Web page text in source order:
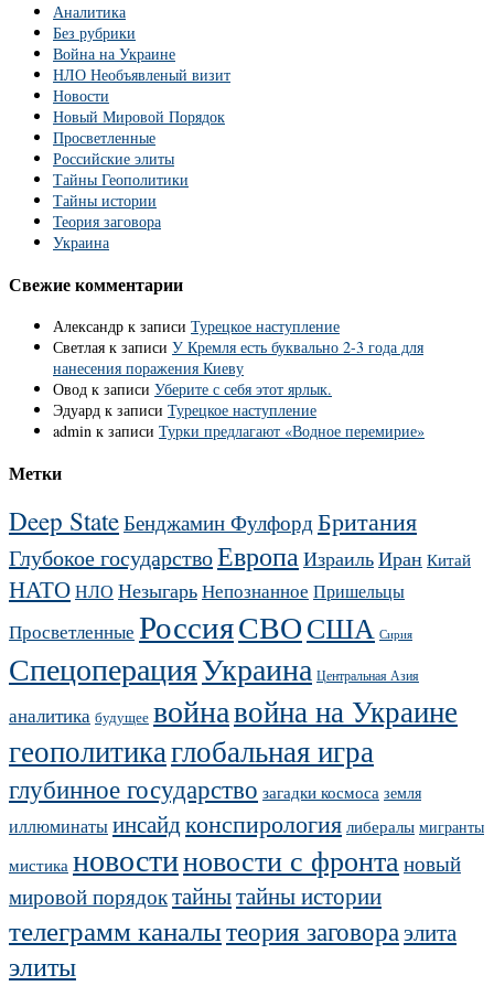
Аналитика
Без рубрики
Война на Украине
НЛО Необъявленый визит
Новости
Новый Мировой Порядок
Просветленные
Российские элиты
Тайны Геополитики
Тайны истории
Теория заговора
Украина
Свежие комментарии
Александр к записи Турецкое наступление
Светлая к записи У Кремля есть буквально 2-3 года для
нанесения поражения Киеву
Овод к записи Уберите с себя этот ярлык.
Эдуард к записи Турецкое наступление
admin к записи Турки предлагают «Водное перемирие»
Метки
Deep StateБенджамин ФулфордБритания
Глубокое государствоЕвропаИзраильИран Китай
НАТОНЛО НезыгарьНепознанное Пришельцы
Просветленные РоссияСВОСША Сирия
СпецоперацияУкраина Центральная Азия
аналитика будущее войнавойна на Украине
геополитикаглобальная игра
глубинное государство загадки космоса земля
иллюминатыинсайдконспирология либералы мигранты
мистика новостиновости с фронтановый
мировой порядоктайнытайны истории
телеграмм каналытеория заговораэлита
элиты